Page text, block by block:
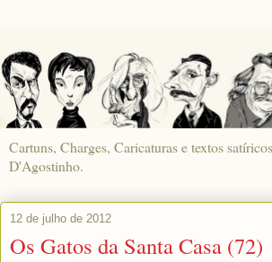
Cartuns, Charges, Caricaturas e textos
D'Agostinho.
12 de julho de 2012
Os Gatos da Santa Casa (72)